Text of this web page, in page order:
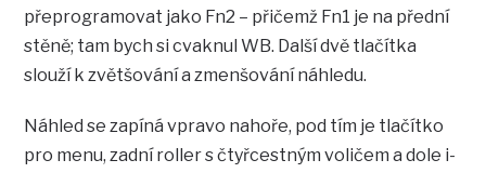
přeprogramovat jako Fn2 – přičemž Fn1 je na přední
stěně; tam bych si cvaknul WB. Další dvě tlačítka
slouží k zvětšování a zmenšování náhledu.
Náhled se zapíná vpravo nahoře, pod tím je tlačítko
pro menu, zadní roller s čtyřcestným voličem a dole i-